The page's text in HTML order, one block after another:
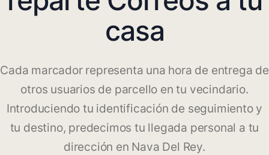
casa
Cada marcador representa una hora de entrega de
otros usuarios de parcello en tu vecindario.
Introduciendo tu identificación de seguimiento y
tu destino, predecimos tu llegada personal a tu
dirección en Nava Del Rey.